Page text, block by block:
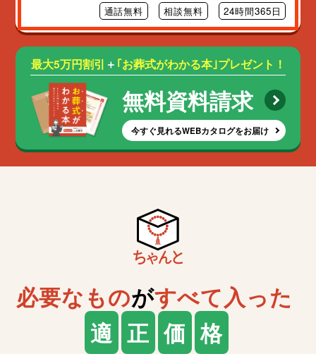
通話無料 相談無料 24時間365日
最大5万円割引 ＋ ｢お葬式がわかる本｣プレゼント！
無料資料請求
今すぐ見れるWEBカタログをお届け
必要なものがすべて入った
適 正 価 格